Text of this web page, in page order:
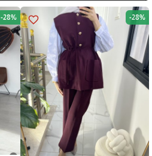
favorite_border -28%
-28%